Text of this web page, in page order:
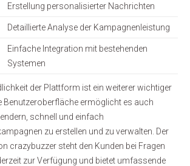
Erstellung personalisierter Nachrichten
Detaillierte Analyse der Kampagnenleistung
Einfache Integration mit bestehenden
Systemen
der Plattform ist ein weiterer wichtiger
Benutzeroberfläche ermöglicht es auch
schnell und einfach
zu erstellen und zu verwalten. Der
crazybuzzer steht den Kunden bei Fragen
zur Verfügung und bietet umfassende